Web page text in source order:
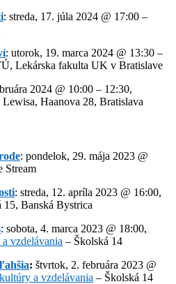
: streda, 17. júla 2024 @ 17:00 –
: utorok, 19. marca 2024 @ 13:30 –
Lekárska fakulta UK v Bratislave
2024 @ 10:00 – 12:30,
Haanova 28, Bratislava
: pondelok, 29. mája 2023 @
Stream
: streda, 12. apríla 2023 @ 16:00,
15, Banská Bystrica
: sobota, 4. marca 2023 @ 18:00,
vzdelávania – Školská 14
: štvrtok, 2. februára 2023 @
a vzdelávania – Školská 14